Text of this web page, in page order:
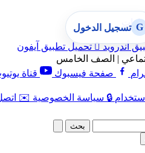
أندرويد  تحميل تطبيق آيفون
| الصف الخامس
صفحة فيسبوك قناة
🔒 سياسة الخصوصية ✉️
G تسجيل الدخول
بحث